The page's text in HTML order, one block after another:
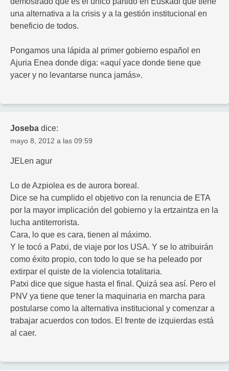
una alternativa a la crisis y a la gestión institucional en
beneficio de todos.
Pongamos una lápida al primer gobierno español en
Ajuria Enea donde diga: «aquí yace donde tiene que
yacer y no levantarse nunca jamás».
Joseba dice:
mayo 8, 2012 a las 09:59
JELen agur
Lo de Azpiolea es de aurora boreal.
Dice se ha cumplido el objetivo con la renuncia de ETA
por la mayor implicación del gobierno y la ertzaintza en la
lucha antiterrorista.
Cara, lo que es cara, tienen al máximo.
Y le tocó a Patxi, de viaje por los USA. Y se lo atribuirán
como éxito propio, con todo lo que se ha peleado por
extirpar el quiste de la violencia totalitaria.
Patxi dice que sigue hasta el final. Quizá sea así. Pero el
PNV ya tiene que tener la maquinaria en marcha para
postularse como la alternativa institucional y comenzar a
trabajar acuerdos con todos. El frente de izquierdas está
al caer.